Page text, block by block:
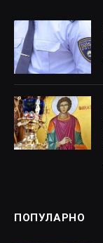
ПОПУЛАРНО